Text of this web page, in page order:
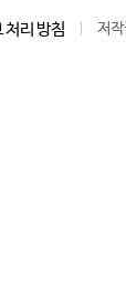
처리 방침 저